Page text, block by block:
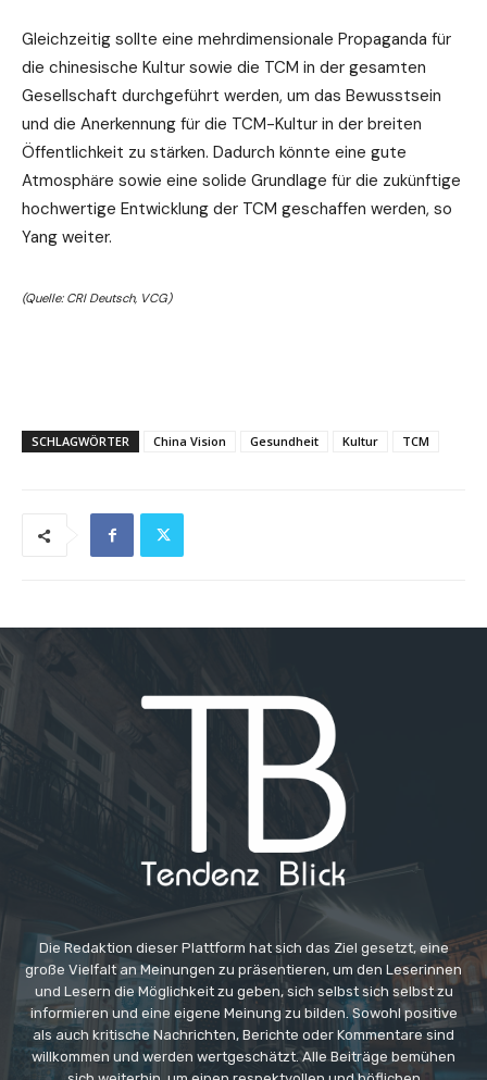
Gleichzeitig sollte eine mehrdimensionale Propaganda für
die chinesische Kultur sowie die TCM in der gesamten
Gesellschaft durchgeführt werden, um das Bewusstsein
und die Anerkennung für die TCM-Kultur in der breiten
Öffentlichkeit zu stärken. Dadurch könnte eine gute
Atmosphäre sowie eine solide Grundlage für die zukünftige
hochwertige Entwicklung der TCM geschaffen werden, so
Yang weiter.
(Quelle: CRI Deutsch, VCG)
SCHLAGWÖRTER China Vision Gesundheit Kultur TCM
Die Redaktion dieser Plattform hat sich das Ziel gesetzt, eine
große Vielfalt an Meinungen zu präsentieren, um den Leserinnen
und Lesern die Möglichkeit zu geben, sich selbst sich selbst zu
informieren und eine eigene Meinung zu bilden. Sowohl positive
als auch kritische Nachrichten, Berichte oder Kommentare sind
willkommen und werden wertgeschätzt. Alle Beiträge bemühen